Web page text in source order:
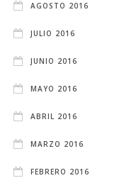
AGOSTO 2016
JULIO 2016
JUNIO 2016
MAYO 2016
ABRIL 2016
MARZO 2016
FEBRERO 2016